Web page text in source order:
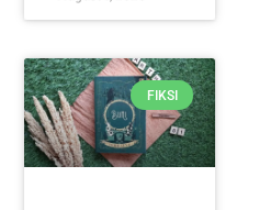
FIKSI